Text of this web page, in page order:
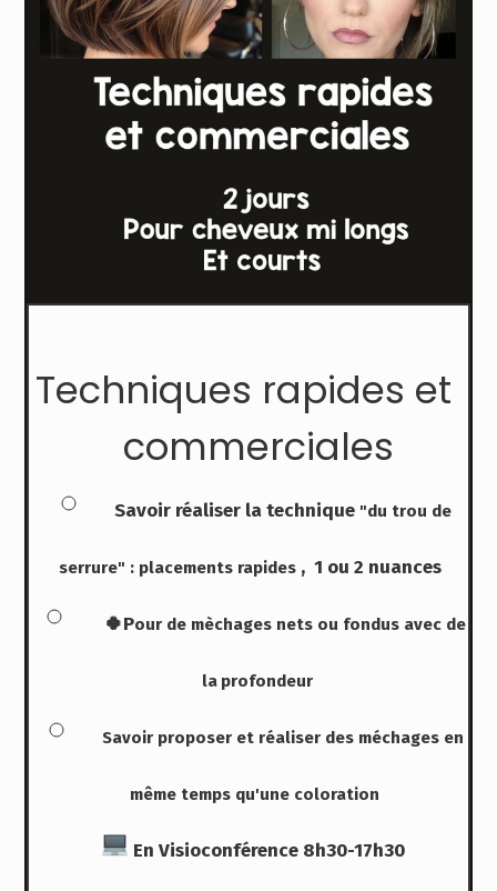
Techniques rapides et
commerciales
Savoir réaliser la technique "du trou de
serrure" : placements rapides , 1 ou 2 nuances
🍀Pour de mèchages nets ou fondus avec de
la profondeur
Savoir proposer et réaliser des méchages en
même temps qu'une coloration
En Visioconférence 8h30-17h30